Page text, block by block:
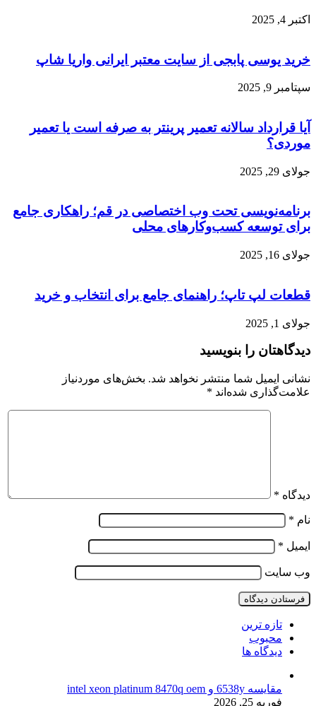
اکتبر 4, 2025
خرید یوسی پابجی از سایت معتبر ایرانی واریا شاپ
سپتامبر 9, 2025
آیا قرارداد سالانه تعمیر پرینتر به صرفه است یا تعمیر
موردی؟
جولای 29, 2025
برنامه‌نویسی تحت وب اختصاصی در قم؛ راهکاری جامع
برای توسعه کسب‌وکارهای محلی
جولای 16, 2025
قطعات لپ تاپ؛ راهنمای جامع برای انتخاب و خرید
جولای 1, 2025
دیدگاهتان را بنویسید
نشانی ایمیل شما منتشر نخواهد شد. بخش‌های موردنیاز
علامت‌گذاری شده‌اند *
دیدگاه *
نام *
ایمیل *
وب‌ سایت
تازه ترین
محبوب
دیدگاه ها
مقایسه 6538y و intel xeon platinum 8470q oem
فوریه 25, 2026